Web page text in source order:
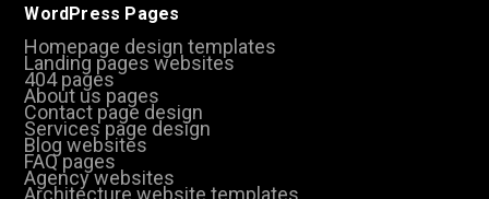
WordPress Pages
Homepage design templates
Landing pages websites
404 pages
About us pages
Contact page design
Services page design
Blog websites
FAQ pages
Agency websites
Architecture website templates